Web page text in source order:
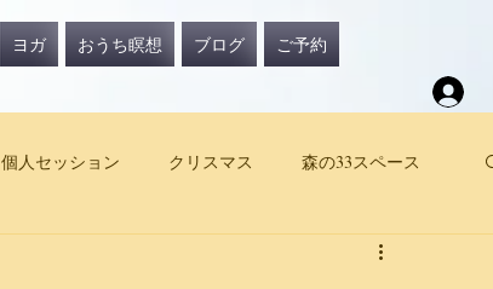
ヨガ おうち瞑想 ブログ ご予約
個人セッション クリスマス 森の33スペース